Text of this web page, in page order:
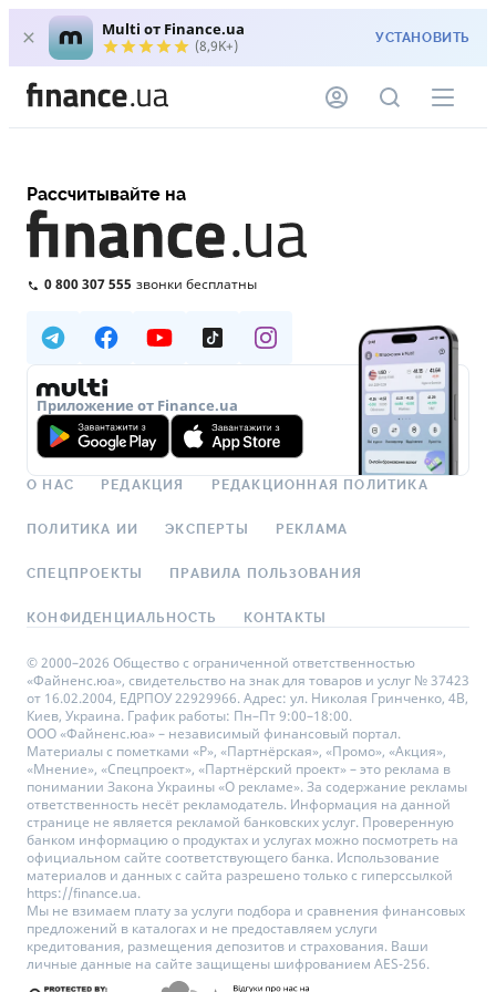
Multi от Finance.ua
(8,9K+) УСТАНОВИТЬ
Рассчитывайте на
0 800 307 555 звонки бесплатны
Приложение от Finance.ua
О НАС РЕДАКЦИЯ РЕДАКЦИОННАЯ ПОЛИТИКА
ПОЛИТИКА ИИ ЭКСПЕРТЫ РЕКЛАМА
СПЕЦПРОЕКТЫ ПРАВИЛА ПОЛЬЗОВАНИЯ
КОНФИДЕНЦИАЛЬНОСТЬ КОНТАКТЫ
© 2000–2026 Общество с ограниченной ответственностью
«Файненс.юа», свидетельство на знак для товаров и услуг № 37423
от 16.02.2004, ЕДРПОУ 22929966. Адрес: ул. Николая Гринченко, 4В,
Киев, Украина. График работы: Пн–Пт 9:00–18:00.
ООО «Файненс.юа» – независимый финансовый портал.
Материалы с пометками «Р», «Партнёрская», «Промо», «Акция»,
«Мнение», «Спецпроект», «Партнёрский проект» – это реклама в
понимании Закона Украины «О рекламе». За содержание рекламы
ответственность несёт рекламодатель. Информация на данной
странице не является рекламой банковских услуг. Проверенную
банком информацию о продуктах и услугах можно посмотреть на
официальном сайте соответствующего банка. Использование
материалов и данных с сайта разрешено только с гиперссылкой
https://finance.ua.
Мы не взимаем плату за услуги подбора и сравнения финансовых
предложений в каталогах и не предоставляем услуги
кредитования, размещения депозитов и страхования. Ваши
личные данные на сайте защищены шифрованием AES-256.